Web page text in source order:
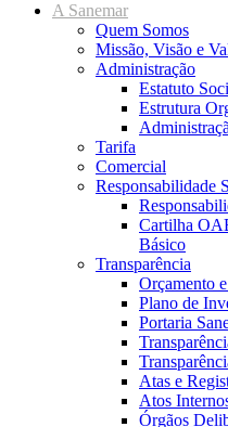
A Sanemar
Quem Somos
Missão, Visão e
Administração
Estatuto
Estrutura
Tarifa
Comercial
Responsabilidade
Cartilha
Básico
Transparência
Orçamento
Plano de
Portaria
Atas e
Atos
Órgãos